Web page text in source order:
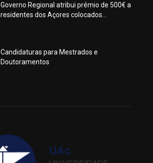
Governo Regional atribui prémio de 500€ a
residentes dos Açores colocados...
Candidaturas para Mestrados e
Doutoramentos